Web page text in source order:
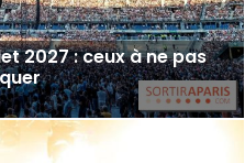
2027 : ceux à ne pas